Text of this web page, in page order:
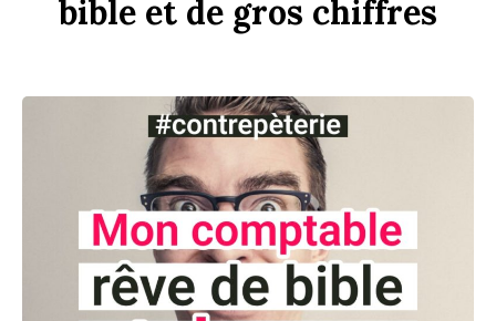
bible et de gros chiffres